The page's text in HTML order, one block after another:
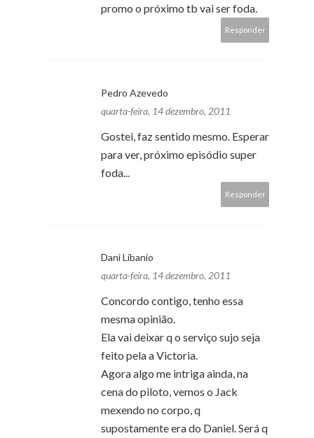
promo o próximo tb vai ser foda.
Responder
Pedro Azevedo
quarta-feira, 14 dezembro, 2011
Gostei, faz sentido mesmo. Esperar
para ver, próximo episódio super
foda...
Responder
Dani Libanio
quarta-feira, 14 dezembro, 2011
Concordo contigo, tenho essa
mesma opinião.
Ela vai deixar q o serviço sujo seja
feito pela a Victoria.
Agora algo me intriga ainda, na
cena do piloto, vemos o Jack
mexendo no corpo, q
supostamente era do Daniel. Será q